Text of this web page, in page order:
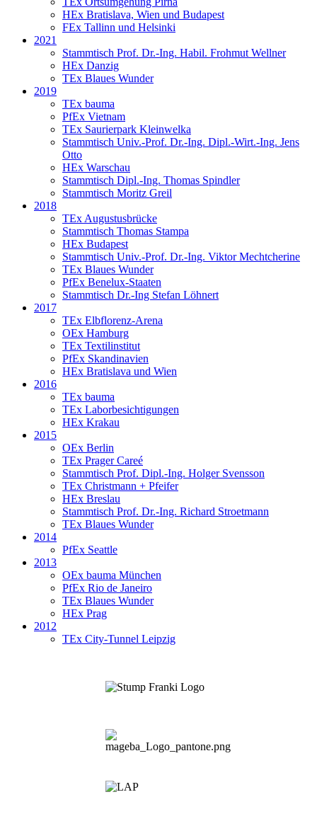
HEx Bratislava, Wien und Budapest
FEx Tallinn und Helsinki
2021
Stammtisch Prof. Dr.-Ing. Habil. Frohmut Wellner
HEx Danzig
TEx Blaues Wunder
2019
TEx bauma
PfEx Vietnam
TEx Saurierpark Kleinwelka
Stammtisch Univ.-Prof. Dr.-Ing. Dipl.-Wirt.-Ing. Jens
Otto
HEx Warschau
Stammtisch Dipl.-Ing. Thomas Spindler
Stammtisch Moritz Greil
2018
TEx Augustusbrücke
Stammtisch Thomas Stampa
HEx Budapest
Stammtisch Univ.-Prof. Dr.-Ing. Viktor Mechtcherine
TEx Blaues Wunder
PfEx Benelux-Staaten
Stammtisch Dr.-Ing Stefan Löhnert
2017
TEx Elbflorenz-Arena
OEx Hamburg
TEx Textilinstitut
PfEx Skandinavien
HEx Bratislava und Wien
2016
TEx bauma
TEx Laborbesichtigungen
HEx Krakau
2015
OEx Berlin
TEx Prager Careé
Stammtisch Prof. Dipl.-Ing. Holger Svensson
TEx Christmann + Pfeifer
HEx Breslau
Stammtisch Prof. Dr.-Ing. Richard Stroetmann
TEx Blaues Wunder
2014
PfEx Seattle
2013
OEx bauma München
PfEx Rio de Janeiro
TEx Blaues Wunder
HEx Prag
2012
TEx City-Tunnel Leipzig